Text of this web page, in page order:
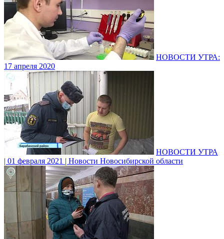
НОВОСТИ УТРА:
17 апреля 2020
НОВОСТИ УТРА
| 01 февраля 2021 | Новости Новосибирской области